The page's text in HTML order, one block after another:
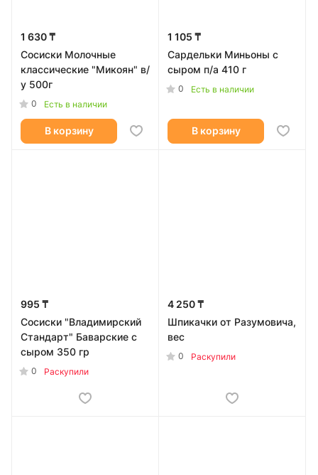
1 630 ₸
Сосиски Молочные
классические "Микоян" в/
у 500г
0 Есть в наличии
В корзину
1 105 ₸
Сардельки Миньоны с
сыром п/а 410 г
0 Есть в наличии
В корзину
995 ₸
Сосиски "Владимирский
Стандарт" Баварские с
сыром 350 гр
0 Раскупили
4 250 ₸
Шпикачки от Разумовича,
вес
0 Раскупили